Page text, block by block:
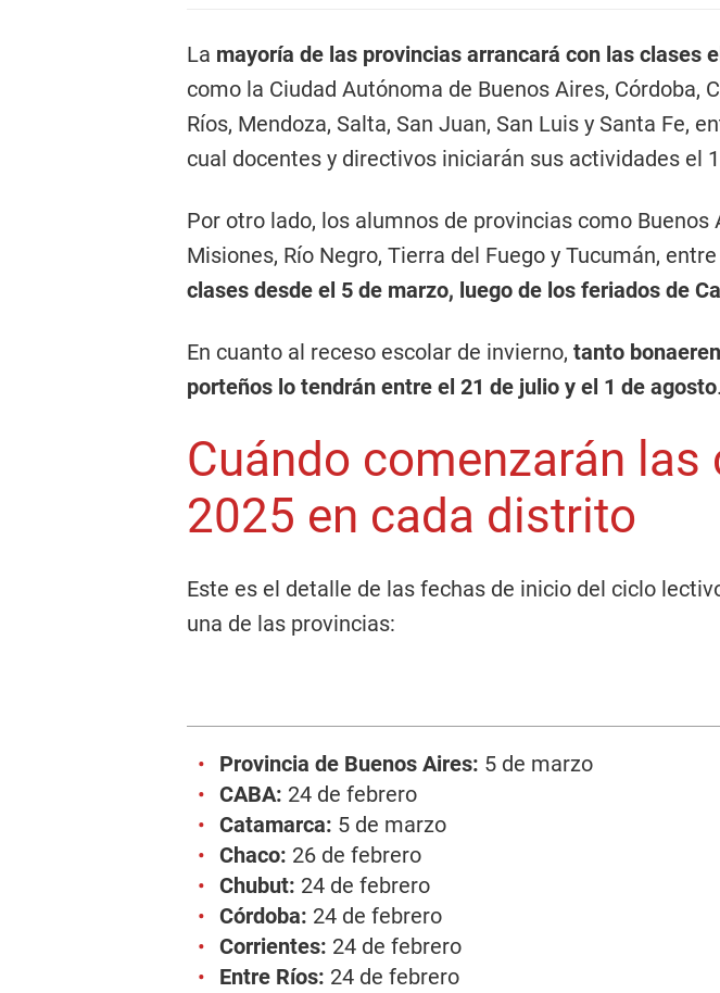
La mayoría de las provincias arrancará con las clases
como la Ciudad Autónoma de Buenos Aires, Córdoba,
Ríos, Mendoza, Salta, San Juan, San Luis y Santa Fe,
cual docentes y directivos iniciarán sus actividades el
Por otro lado, los alumnos de provincias como Buenos
Misiones, Río Negro, Tierra del Fuego y Tucumán,
clases desde el 5 de marzo, luego de los feriados de
En cuanto al receso escolar de invierno, tanto
porteños lo tendrán entre el 21 de julio y el 1 de agosto.
Cuándo comenzarán las
2025 en cada distrito
Este es el detalle de las fechas de inicio del ciclo
una de las provincias:
Provincia de Buenos Aires: 5 de marzo
CABA: 24 de febrero
Catamarca: 5 de marzo
Chaco: 26 de febrero
Chubut: 24 de febrero
Córdoba: 24 de febrero
Corrientes: 24 de febrero
Entre Ríos: 24 de febrero